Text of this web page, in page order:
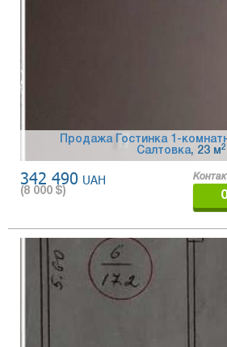
Продажа Гостинка 1-
Салтовка, 23 м2
342 490 UAH
(8 000 $)